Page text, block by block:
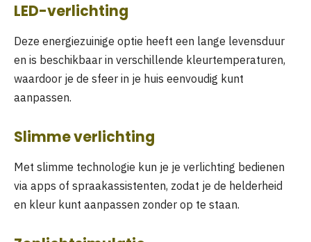
LED-verlichting
Deze energiezuinige optie heeft een lange levensduur
en is beschikbaar in verschillende kleurtemperaturen,
waardoor je de sfeer in je huis eenvoudig kunt
aanpassen.
Slimme verlichting
Met slimme technologie kun je je verlichting bedienen
via apps of spraakassistenten, zodat je de helderheid
en kleur kunt aanpassen zonder op te staan.